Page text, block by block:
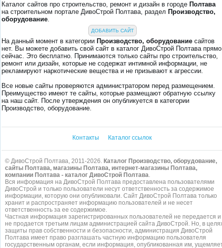
Каталог сайтов про строительство, ремонт и дизайн в городе Полтава
на строительном портале ДивоСтрой Полтава, раздел Производство,
оборудование.
ДОБАВИТЬ САЙТ
На данный момент в категории Производство, оборудование сайтов
нет. Вы можете добавить свой сайт в каталог ДивоСтрой Полтава прямо
сейчас. Это бесплатно. Принимаются только сайты про строительство,
ремонт или дизайн, которые не содержат интимной информации, не
рекламируют наркотические вещества и не призывают к агрессии.
Все новые сайты проверяются администратором перед размещением.
Преимущество имеют те сайты, которые размещают обратную ссылку
на наш сайт. После утверждения он опубликуется в категории
Производство, оборудование.
Контакты Каталог ссылок
© ДивоСтрой Полтава, 2011-2026. Каталог Производство, оборудование,
сайты Полтава, магазины Полтава, интернет-магазины Полтава,
компании Полтава - каталог ДивоСтрой Полтава.
Вся информация на ДивоСтрой Полтава предоставлена пользователями
ДивоСтрой и только пользователи несут ответственность за содержимое
информации, которую они опубликовали. Сайт ДивоСтрой Полтава только
хранит и распространяет информацию пользователей и не несет
ответственность за ее содержимое.
Частная информация зарегистрированных пользователей не передается и
не продается третьим лицам администрацией сайта ДивоСтрой. Но, в
защиты прав собственности и безопасности, администрация ДивоСтрой
Полтава имеет право разглашать частную информацию пользователя
государственным органам, если информация, опубликованная им,